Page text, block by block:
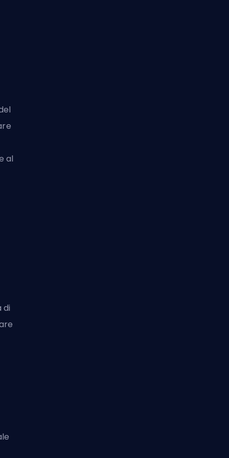
al
di